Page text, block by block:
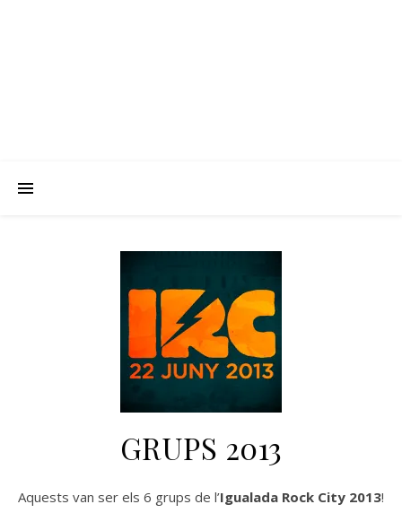
GRUPS 2013
Aquests van ser els 6 grups de l’Igualada Rock City 2013!